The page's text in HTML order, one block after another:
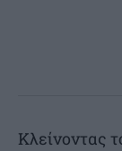
Κλείνοντας